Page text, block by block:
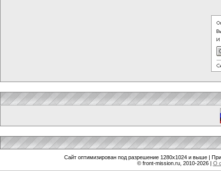
Сайт оптимизирован под разрешение 1280x1024 и выше |
© front-mission.ru, 2010-2026| О